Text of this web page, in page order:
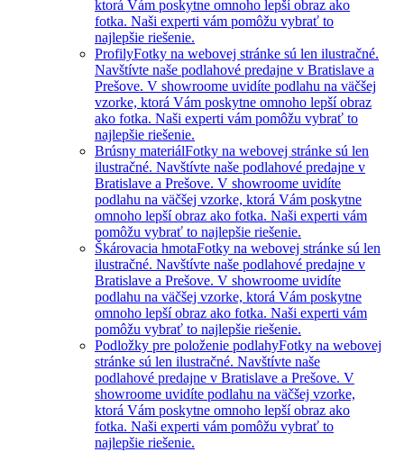
ktorá Vám poskytne omnoho lepší obraz ako
fotka. Naši experti vám pomôžu vybrať to
najlepšie riešenie.
ProfilyFotky na webovej stránke sú len ilustračné.
Navštívte naše podlahové predajne v Bratislave a
Prešove. V showroome uvidíte podlahu na väčšej
vzorke, ktorá Vám poskytne omnoho lepší obraz
ako fotka. Naši experti vám pomôžu vybrať to
najlepšie riešenie.
Brúsny materiálFotky na webovej stránke sú len
ilustračné. Navštívte naše podlahové predajne v
Bratislave a Prešove. V showroome uvidíte
podlahu na väčšej vzorke, ktorá Vám poskytne
omnoho lepší obraz ako fotka. Naši experti vám
pomôžu vybrať to najlepšie riešenie.
Škárovacia hmotaFotky na webovej stránke sú len
ilustračné. Navštívte naše podlahové predajne v
Bratislave a Prešove. V showroome uvidíte
podlahu na väčšej vzorke, ktorá Vám poskytne
omnoho lepší obraz ako fotka. Naši experti vám
pomôžu vybrať to najlepšie riešenie.
Podložky pre položenie podlahyFotky na webovej
stránke sú len ilustračné. Navštívte naše
podlahové predajne v Bratislave a Prešove. V
showroome uvidíte podlahu na väčšej vzorke,
ktorá Vám poskytne omnoho lepší obraz ako
fotka. Naši experti vám pomôžu vybrať to
najlepšie riešenie.